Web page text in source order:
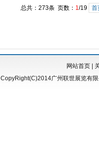
总共：273条 页数： 1/19 首
网站首页
CopyRight(C)2014广州联世展览有